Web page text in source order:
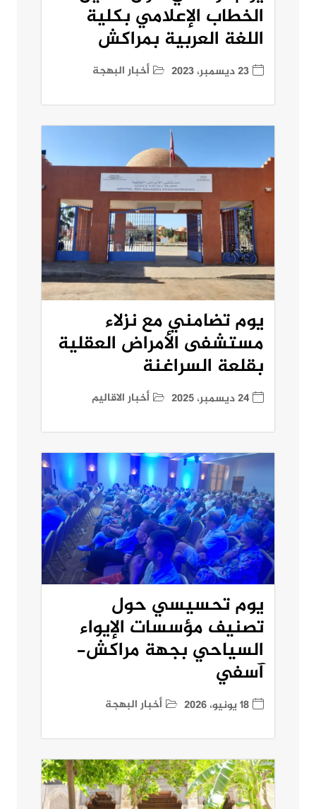
الخطاب الإعلامي بكلية
اللغة العربية بمراكش
23 ديسمبر، 2023 أخبار البهجة
يوم تضامني مع نزلاء
مستشفى الأمراض العقلية
بقلعة السراغنة
24 ديسمبر، 2025 أخبار الاقاليم
يوم تحسيسي حول
تصنيف مؤسسات الإيواء
السياحي بجهة مراكش-
آسفي
18 يونيو، 2026 أخبار البهجة